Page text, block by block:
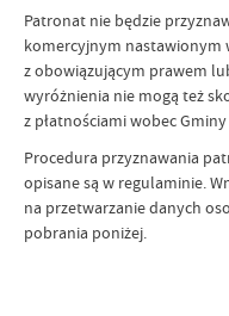
Patronat nie będzie
komercyjnym nastawionym
z obowiązującym prawem
wyróżnienia nie mogą też
z płatnościami wobec
Procedura przyznawania
opisane są w regulaminie.
na przetwarzanie danych
pobrania poniżej.